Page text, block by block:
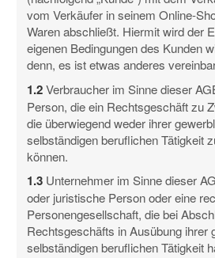
vom Verkäufer in seinem Online-
Waren abschließt. Hiermit wird der
eigenen Bedingungen des Kunden
denn, es ist etwas anderes
1.2Verbraucher im Sinne dieser
Person, die ein Rechtsgeschäft zu
die überwiegend weder ihrer
selbständigen beruflichen Tätigkeit
können.
1.3Unternehmer im Sinne dieser
oder juristische Person oder eine
Personengesellschaft, die bei
Rechtsgeschäfts in Ausübung ihrer
selbständigen beruflichen Tätigkeit